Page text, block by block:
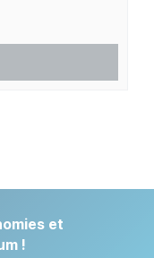
et
!